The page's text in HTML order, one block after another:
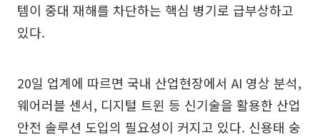
템이 중대 재해를 차단하는 핵심 병기로 급부상하고
있다.
20일 업계에 따르면 국내 산업현장에서 AI 영상 분석,
웨어러블 센서, 디지털 트윈 등 신기술을 활용한 산업
안전 솔루션 도입의 필요성이 커지고 있다. 신용태 숭